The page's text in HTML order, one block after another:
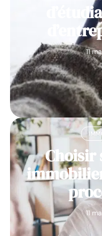
11
Choisir
11